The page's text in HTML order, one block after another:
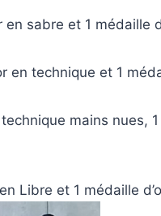
en sabre et 1 médaille
en technique et 1
mains nues,
Libre et 1 médaille